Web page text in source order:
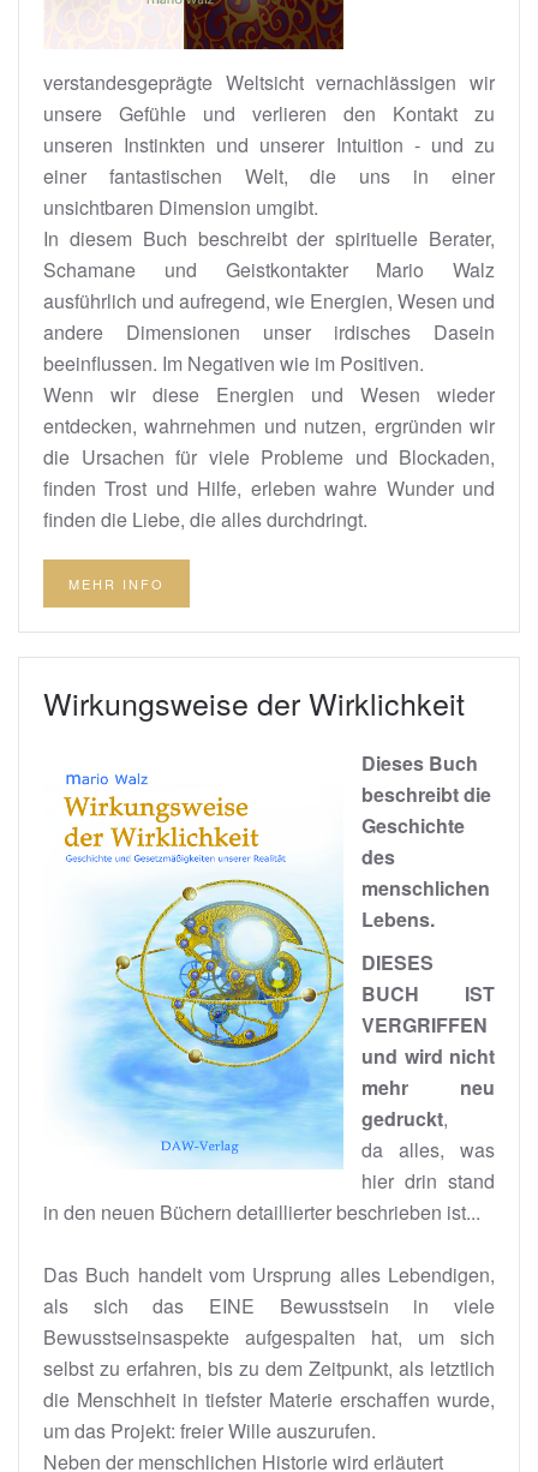
verstandesgeprägte Weltsicht vernachlässigen wir
unsere Gefühle und verlieren den Kontakt zu
unseren Instinkten und unserer Intuition - und zu
einer fantastischen Welt, die uns in einer
unsichtbaren Dimension umgibt.
In diesem Buch beschreibt der spirituelle Berater,
Schamane und Geistkontakter Mario Walz
ausführlich und aufregend, wie Energien, Wesen und
andere Dimensionen unser irdisches Dasein
beeinflussen. Im Negativen wie im Positiven.
Wenn wir diese Energien und Wesen wieder
entdecken, wahrnehmen und nutzen, ergründen wir
die Ursachen für viele Probleme und Blockaden,
finden Trost und Hilfe, erleben wahre Wunder und
finden die Liebe, die alles durchdringt.
MEHR INFO
Wirkungsweise der Wirklichkeit
Dieses Buch
beschreibt die
Geschichte
des
menschlichen
Lebens.
DIESES
BUCH IST
VERGRIFFEN
und wird nicht
mehr neu
gedruckt,
da alles, was
hier drin stand
in den neuen Büchern detaillierter beschrieben ist...
Das Buch handelt vom Ursprung alles Lebendigen,
als sich das EINE Bewusstsein in viele
Bewusstseinsaspekte aufgespalten hat, um sich
selbst zu erfahren, bis zu dem Zeitpunkt, als letztlich
die Menschheit in tiefster Materie erschaffen wurde,
um das Projekt: freier Wille auszurufen.
Neben der menschlichen Historie wird erläutert